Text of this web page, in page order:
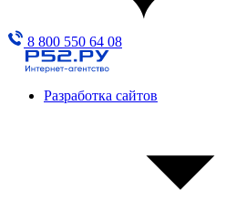
8 800 550 64 08
Разработка сайтов